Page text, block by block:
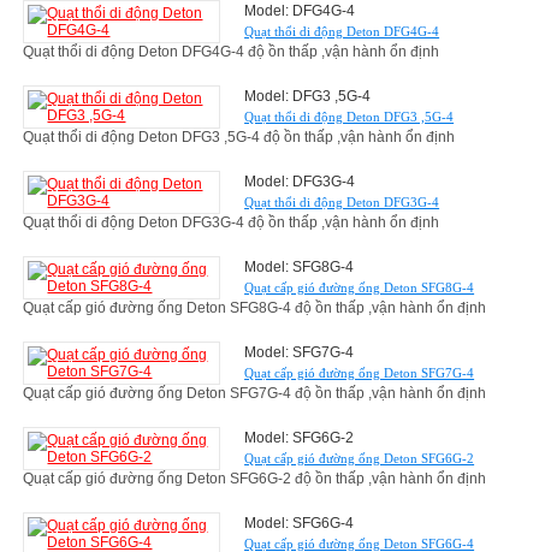
Model: DFG4G-4
Quạt thổi di động Deton DFG4G-4
Quạt thổi di động Deton DFG4G-4 độ ồn thấp ,vận hành ổn định
Model: DFG3 ,5G-4
Quạt thổi di động Deton DFG3 ,5G-4
Quạt thổi di động Deton DFG3 ,5G-4 độ ồn thấp ,vận hành ổn định
Model: DFG3G-4
Quạt thổi di động Deton DFG3G-4
Quạt thổi di động Deton DFG3G-4 độ ồn thấp ,vận hành ổn định
Model: SFG8G-4
Quạt cấp gió đường ống Deton SFG8G-4
Quạt cấp gió đường ống Deton SFG8G-4 độ ồn thấp ,vận hành ổn định
Model: SFG7G-4
Quạt cấp gió đường ống Deton SFG7G-4
Quạt cấp gió đường ống Deton SFG7G-4 độ ồn thấp ,vận hành ổn định
Model: SFG6G-2
Quạt cấp gió đường ống Deton SFG6G-2
Quạt cấp gió đường ống Deton SFG6G-2 độ ồn thấp ,vận hành ổn định
Model: SFG6G-4
Quạt cấp gió đường ống Deton SFG6G-4